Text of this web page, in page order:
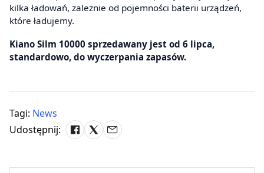
kilka ładowań, zależnie od pojemności baterii urządzeń,
które ładujemy.
Kiano Silm 10000 sprzedawany jest od 6 lipca,
standardowo, do wyczerpania zapasów.
Tagi: News
Udostępnij: